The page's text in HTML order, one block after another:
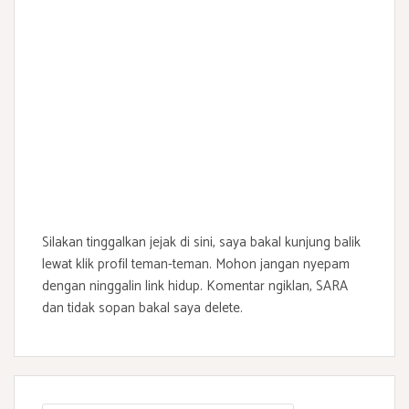
Silakan tinggalkan jejak di sini, saya bakal kunjung balik
lewat klik profil teman-teman. Mohon jangan nyepam
dengan ninggalin link hidup. Komentar ngiklan, SARA
dan tidak sopan bakal saya delete.